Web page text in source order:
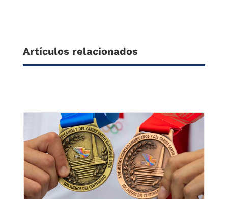
Artículos relacionados